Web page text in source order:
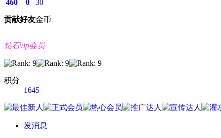
460
贡献
0
好友
30
金币
钻石vip会员
积分
1645
发消息